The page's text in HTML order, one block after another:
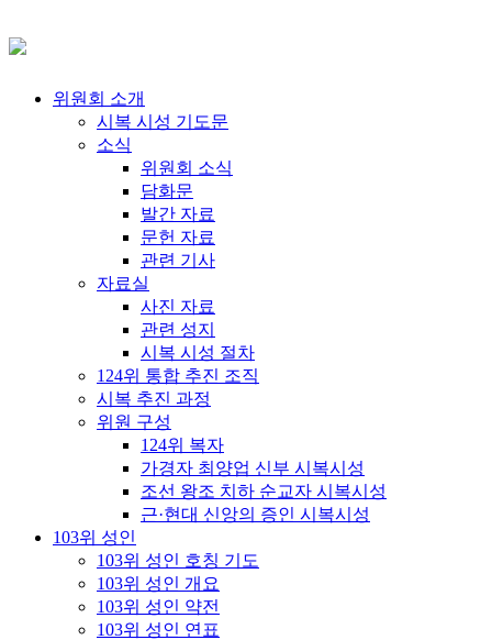
위원회 소개
시복 시성 기도문
소식
위원회 소식
담화문
발간 자료
문헌 자료
관련 기사
자료실
사진 자료
관련 성지
시복 시성 절차
124위 통합 추진 조직
시복 추진 과정
위원 구성
124위 복자
가경자 최양업 신부 시복시성
조선 왕조 치하 순교자 시복시성
근·현대 신앙의 증인 시복시성
103위 성인
103위 성인 호칭 기도
103위 성인 개요
103위 성인 약전
103위 성인 연표